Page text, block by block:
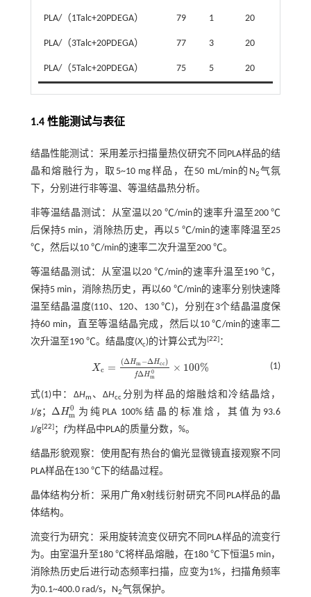
PLA/（1Talc+20PDEGA） 79 1 20
PLA/（3Talc+20PDEGA） 77 3 20
PLA/（5Talc+20PDEGA） 75 5 20
1.4 性能测试与表征
结晶性能测试：采用差示扫描量热仪研究不同PLA样品的结
晶和熔融行为，取5~10 mg样品，在50 mL/min的N2气氛
下，分别进行非等温、等温结晶热分析。
非等温结晶测试：从室温以20 ℃/min的速率升温至200 ℃
后保持5 min，消除热历史，再以5 ℃/min的速率降温至25
℃，然后以10 ℃/min的速率二次升温至200 ℃。
等温结晶测试：从室温以20 ℃/min的速率升温至190 ℃，
保持5 min，消除热历史，再以60 ℃/min的速率分别快速降
温至结晶温度(110、120、130 ℃)，分别在3个结晶温度保
持60 min，直至等温结晶完成，然后以10 ℃/min的速率二
次升温至190 ℃。结晶度(Xc)的计算公式为[22]：
Xc = (ΔHm −ΔHcc)
fΔH 0
m
× 100%
Xc= ∆H m-∆Hcc)fΔHm0 ×100% (1)
式(1)中：ΔHm 、ΔHcc分别为样品的熔融焓和冷结晶焓，
J/g； ΔH0
m
ΔHm0 为纯PLA 100%结晶的标准焓，其值为93.6
J/g[22]； f为样品中PLA的质量分数，%。
结晶形貌观察：使用配有热台的偏光显微镜直接观察不同
PLA样品在130 ℃下的结晶过程。
晶体结构分析：采用广角X射线衍射研究不同PLA样品的晶
体结构。
流变行为研究：采用旋转流变仪研究不同PLA样品的流变行
为。由室温升至180 ℃将样品熔融，在180 ℃下恒温5 min，
消除热历史后进行动态频率扫描，应变为1%，扫描角频率
为0.1~400.0 rad/s，N2气氛保护。